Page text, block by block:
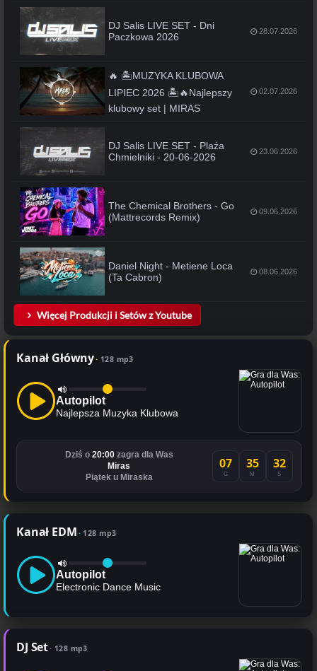
DJ Salis LIVE SET - Dni
Paczkowa 2026
28.07.2026
🔥 🏝️MUZYKA KLUBOWA
LIPIEC 2026 🏝️🔥Najlepszy
klubowy set | MIRAS
02.07.2026
DJ Salis LIVE SET - Plaża
Chmielniki - 20-06-2026
23.06.2026
The Chemical Brothers - Go
(Mattrecords Remix)
09.06.2026
Daniel Night - Metiene Loca
(Ta Cabron)
08.06.2026
Więcej Produkcji i Setów z Youtube
Kanał Główny 128 mp3
Autopilot
Najlepsza Muzyka Klubowa
Dziś o 20:00zagra dla Was
Miras
Piątek u Miraska
07
G
35
M
31
S
Kanał EDM 128 mp3
Autopilot
Electronic Dance Music
DJ Set 128 mp3